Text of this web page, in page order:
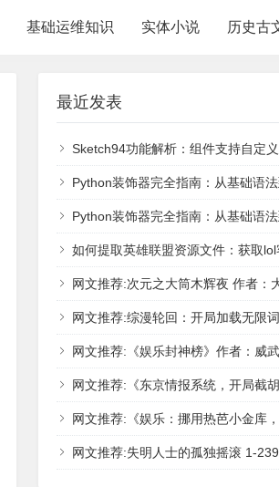
基础运维知识 实体小说 历史古
最近发表
Sketch94功能解析：组件支持自定义文字属性了，文字组件库
Python装饰器完全指南：从基础语法到高级实
Python装饰器完全指南：从基础语法到高
如何提取英雄联盟资源文件：获取lol客户端图片、技能图标、皮肤原画|
网文推荐:次元之大筒木辉夜 作者：大筒木辉夜 1-1934章
网文推荐:综漫轮回：开局加载无限词条(1-169) 作者：随便冰淇淋 -
网文推荐:《娱乐封神榜》作者：威武武威 1-1070.txt - 在
网文推荐:《东京情报系统，开局截胡校花》 作者：小鱼钓猫（1-494
网文推荐:《娱乐：挪用热芭小金库，一路狂飙》作者：青城第一仙[1-209章] -
网文推荐:失明人士的孤独摇滚 1-239.txt 作者：鲨鱼黄瓜 -